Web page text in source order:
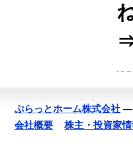
ぷらっとホーム株式会社 —
会社概要
株主・投資家情